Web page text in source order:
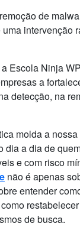
de
intervenção
Escola Ninja
a
detecção, na
molda a
dia a dia de
e com risco
não é apenas
entender
de busca.